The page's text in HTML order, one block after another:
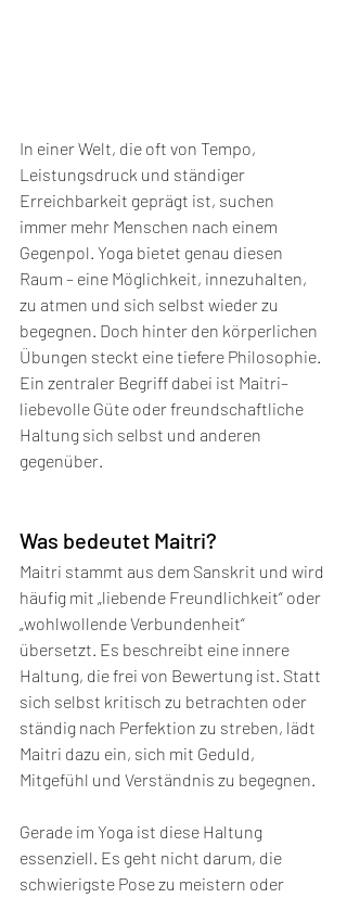
In einer Welt, die oft von Tempo,
Leistungsdruck und ständiger
Erreichbarkeit geprägt ist, suchen
immer mehr Menschen nach einem
Gegenpol. Yoga bietet genau diesen
Raum – eine Möglichkeit, innezuhalten,
zu atmen und sich selbst wieder zu
begegnen. Doch hinter den körperlichen
Übungen steckt eine tiefere Philosophie.
Ein zentraler Begriff dabei ist Maitri–
liebevolle Güte oder freundschaftliche
Haltung sich selbst und anderen
gegenüber.
Was bedeutet Maitri?
Maitri stammt aus dem Sanskrit und wird
häufig mit „liebende Freundlichkeit“ oder
„wohlwollende Verbundenheit“
übersetzt. Es beschreibt eine innere
Haltung, die frei von Bewertung ist. Statt
sich selbst kritisch zu betrachten oder
ständig nach Perfektion zu streben, lädt
Maitri dazu ein, sich mit Geduld,
Mitgefühl und Verständnis zu begegnen.
Gerade im Yoga ist diese Haltung
essenziell. Es geht nicht darum, die
schwierigste Pose zu meistern oder